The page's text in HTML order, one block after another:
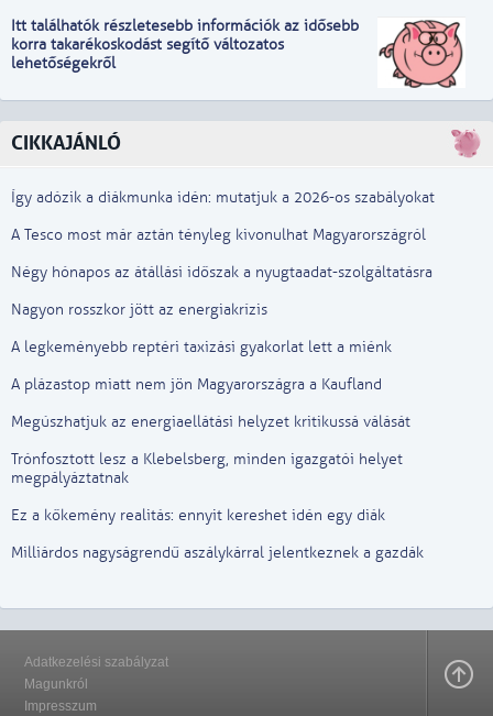
Itt találhatók részletesebb információkaz idősebb
korra takarékoskodást segítő változatos
lehetőségekről
CIKKAJÁNLÓ
Így adózik a diákmunka idén: mutatjuk a 2026-os szabályokat
A Tesco most már aztán tényleg kivonulhat Magyarországról
Négy hónapos az átállási időszak a nyugtaadat-szolgáltatásra
Nagyon rosszkor jött az energiakrízis
A legkeményebb reptéri taxizási gyakorlat lett a miénk
A plázastop miatt nem jön Magyarországra a Kaufland
Megúszhatjuk az energiaellátási helyzet kritikussá válását
Trónfosztott lesz a Klebelsberg, minden igazgatói helyet
megpályáztatnak
Ez a kőkemény realitás: ennyit kereshet idén egy diák
Milliárdos nagyságrendű aszálykárral jelentkeznek a gazdák
Adatkezelési szabályzat
Magunkról
Impresszum